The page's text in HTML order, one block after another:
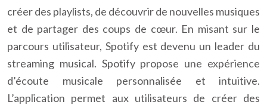
créer des playlists, de découvrir de nouvelles musiques
et de partager des coups de cœur. En misant sur le
parcours utilisateur, Spotify est devenu un leader du
streaming musical. Spotify propose une expérience
d’écoute musicale personnalisée et intuitive.
L’application permet aux utilisateurs de créer des